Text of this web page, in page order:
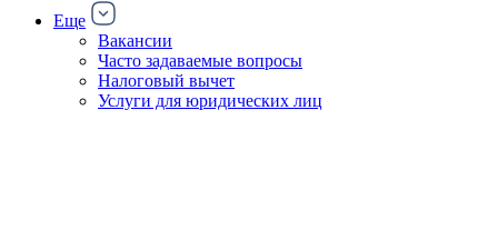
Еще
Вакансии
Часто задаваемые вопросы
Налоговый вычет
Услуги для юридических лиц